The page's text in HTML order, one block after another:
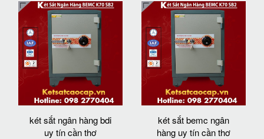
két sắt ngân hàng bdi
uy tín cần thơ
két sắt bemc ngân
hàng uy tín cần thơ